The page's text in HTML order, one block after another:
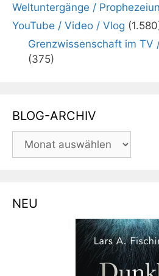
Weltuntergänge /
YouTube / Video / Vlog
Grenzwissenschaft im TV
(375)
BLOG-ARCHIV
BLOG-
ARCHIV
NEU